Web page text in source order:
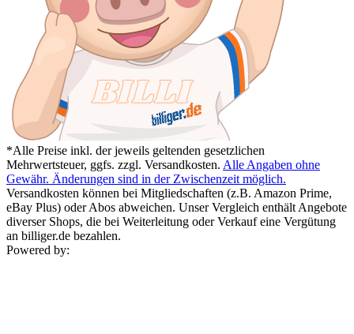
*Alle Preise inkl. der jeweils geltenden gesetzlichen
Mehrwertsteuer, ggfs. zzgl. Versandkosten. Alle Angaben ohne
Gewähr. Änderungen sind in der Zwischenzeit möglich.
Versandkosten können bei Mitgliedschaften (z.B. Amazon Prime,
eBay Plus) oder Abos abweichen. Unser Vergleich enthält Angebote
diverser Shops, die bei Weiterleitung oder Verkauf eine Vergütung
an billiger.de bezahlen.
Powered by: